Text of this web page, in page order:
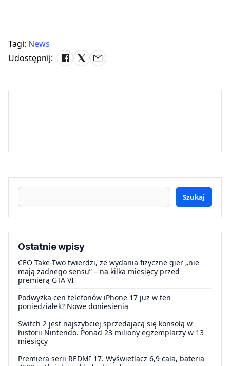
Tagi: News
Udostępnij:
Szukaj
Ostatnie wpisy
CEO Take-Two twierdzi, że wydania fizyczne gier „nie
mają żadnego sensu” – na kilka miesięcy przed
premierą GTA VI
Podwyżka cen telefonów iPhone 17 już w ten
poniedziałek? Nowe doniesienia
Switch 2 jest najszybciej sprzedającą się konsolą w
historii Nintendo. Ponad 23 miliony egzemplarzy w 13
miesięcy
Premiera serii REDMI 17. Wyświetlacz 6,9 cala, bateria